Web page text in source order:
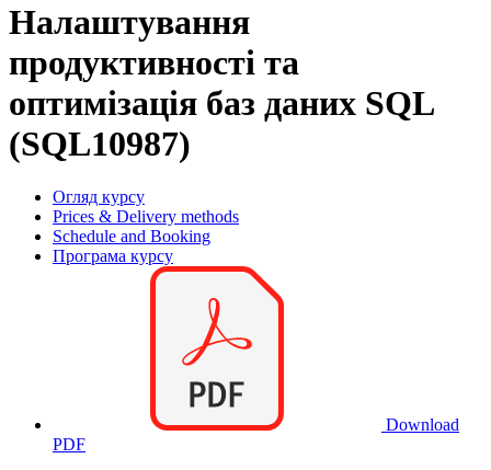
Налаштування
продуктивності та
оптимізація баз даних SQL
(SQL10987)
Огляд курсу
Prices & Delivery methods
Schedule and Booking
Програма курсу
Download
PDF